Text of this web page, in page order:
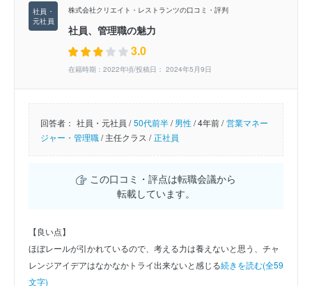
株式会社クリエイト・レストランツの口コミ・評判
社員、管理職の魅力
3.0
在籍時期：2022年頃/投稿日： 2024年5月9日
回答者： 社員・元社員 / 50代前半/男性/4年前 / 営業マネー
ジャー・管理職/主任クラス / 正社員
この口コミ・評点は転職会議から
転載しています。
【良い点】
ほぼレールが引かれているので、考える力は養えないと思う、チャ
レンジアイデアはなかなかトライ出来ないと感じる続きを読む(全59
文字)